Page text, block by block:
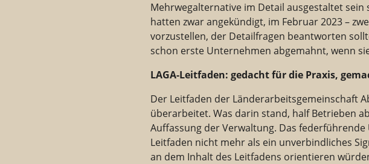
Mehrwegalternative im Detail ausgestaltet
hatten zwar angekündigt, im Februar 2023 –
vorzustellen, der Detailfragen beantworten
schon erste Unternehmen abgemahnt, wenn
LAGA-Leitfaden: gedacht für die Praxis,
Der Leitfaden der Länderarbeitsgemeinschaft
überarbeitet. Was darin stand, half Betrieben
Auffassung der Verwaltung. Das
Leitfaden nicht mehr als ein unverbindliches
an dem Inhalt des Leitfadens orientieren